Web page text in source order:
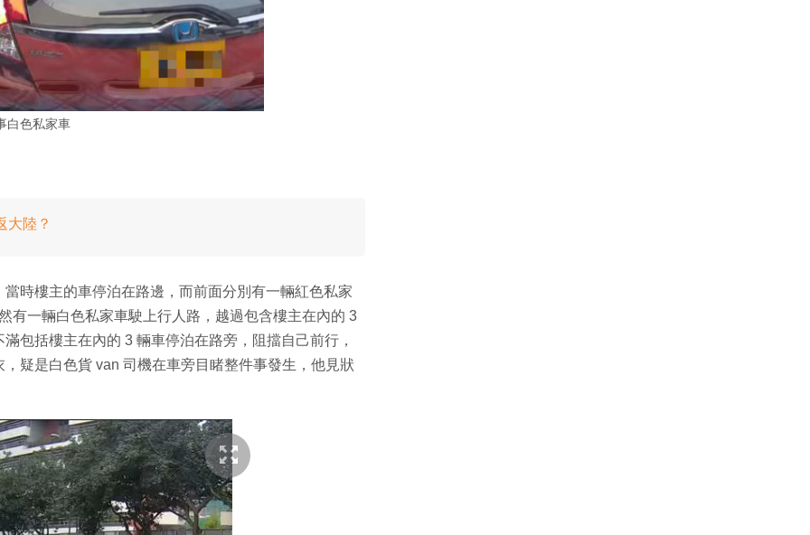
白色私家車
大陸？
時樓主的車停泊在路邊，而前面分別有一輛紅色私家
有一輛白色私家車駛上行人路，越過包含樓主在內的 3
包括樓主在內的 3 輛車停泊在路旁，阻擋自己前行，
疑是白色貨 van 司機在車旁目睹整件事發生，他見狀